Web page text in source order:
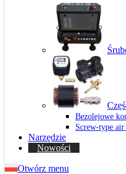
Bezolejowe
Screw-type air
Narzędzie
Nowości
Otwórz menu